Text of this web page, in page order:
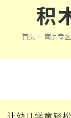
积
首页 商品专区